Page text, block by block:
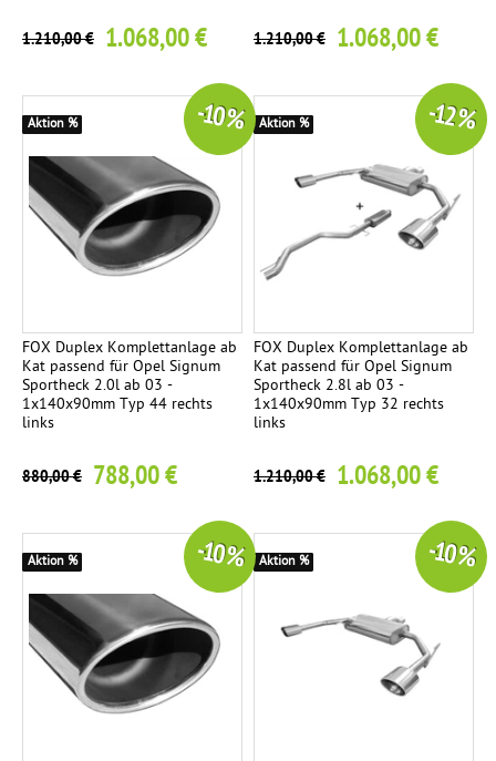
1.210,00 € 1.068,00 € 1.210,00 € 1.068,00 €
FOX Duplex Komplettanlage ab
Kat passend für Opel Signum
Sportheck 2.0l ab 03 -
1x140x90mm Typ 44 rechts
links
880,00 € 788,00 €
-10 %
Aktion %
FOX Duplex Komplettanlage ab
Kat passend für Opel Signum
Sportheck 2.8l ab 03 -
1x140x90mm Typ 32 rechts
links
1.210,00 € 1.068,00 €
-12 %
Aktion %
-10 %
Aktion % -10 %
Aktion %